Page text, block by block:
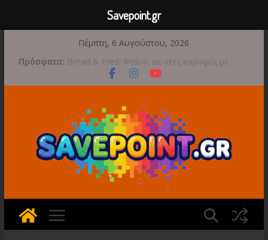
περιεχόμενο
Πέμπτη, 6 Αυγούστου, 2026
Πρόσφατα: Bread & Fred: Φτάνει σε νέες κορυφές με
αποκλειστικές Limited Editions από την Atari
Έρχεται 1η Σεπτεμβρίου το Crimson Moon
Reincarnation μετά την ανάμεικτη υποδοχή
Ξεκινήσαν οι προπαραγγελίες για το The
Walking Dead: Streets of Survival
Διαρροή-Βόμβα: Η Microsoft Φέρνει το
Backwards Compatibility των Original Xbox &
Xbox 360 στο PC
Savepoint.gr